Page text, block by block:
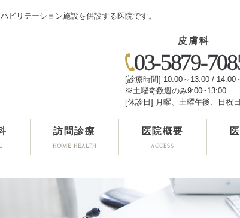
ビリテーション施設を併設する医院です。
皮膚科
03-5879-
[診療時間] 10:00～13:00 / 14:00
※土曜奇数週のみ9:00~13:00
[休診日] 月曜、土曜午後、日祝日
HOME HEALTH
訪問診療
ACCESS
医院概要